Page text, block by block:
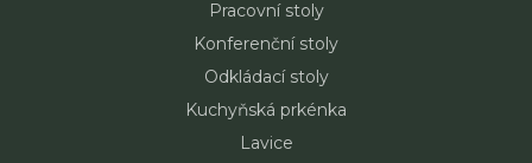
Pracovní stoly
Konferenční stoly
Odkládací stoly
Kuchyňská prkénka
Lavice